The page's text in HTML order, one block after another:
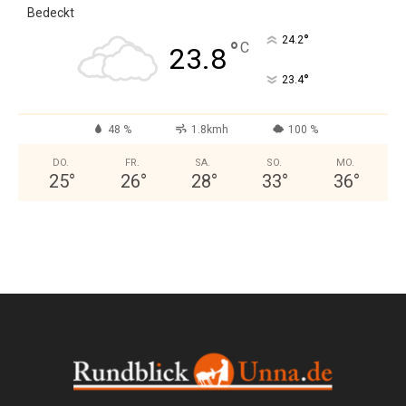
Bedeckt
23.8°C 24.2°
23.4°
48 % 1.8kmh 100 %
DO.
25°
FR.
26°
SA.
28°
SO.
33°
MO.
36°